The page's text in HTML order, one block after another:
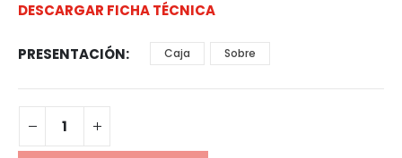
DESCARGAR FICHA TÉCNICA
PRESENTACIÓN Caja Sobre